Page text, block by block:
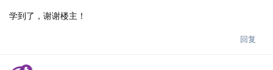
学到了，谢谢楼主！
回复